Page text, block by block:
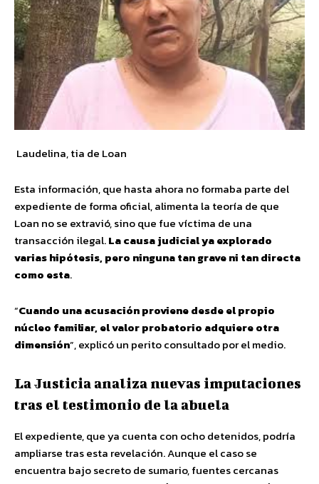
Laudelina, tia de Loan
Esta información, que hasta ahora no formaba parte del
expediente de forma oficial, alimenta la teoría de que
Loan no se extravió, sino que fue víctima de una
transacción ilegal.La causa judicial ya explorado
varias hipótesis, pero ninguna tan grave ni tan directa
como esta.
“Cuando una acusación proviene desde el propio
núcleo familiar, el valor probatorio adquiere otra
dimensión”, explicó un perito consultado por el medio.
La Justicia analiza nuevas imputaciones
tras el testimonio de la abuela
El expediente, que ya cuenta con ocho detenidos, podría
ampliarse tras esta revelación. Aunque el caso se
encuentra bajo secreto de sumario, fuentes cercanas